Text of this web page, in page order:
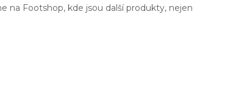
na Footshop, kde jsou další produkty, nejen